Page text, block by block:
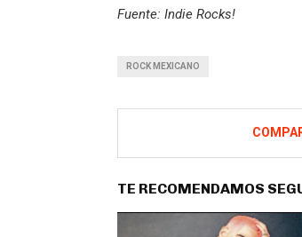
Fuente: Indie Rocks!
ROCK MEXICANO
TE RECOMENDAMOS